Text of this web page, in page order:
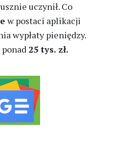
uczynił. Co
w postaci aplikacji
wypłaty pieniędzy.
25 tys. zł.